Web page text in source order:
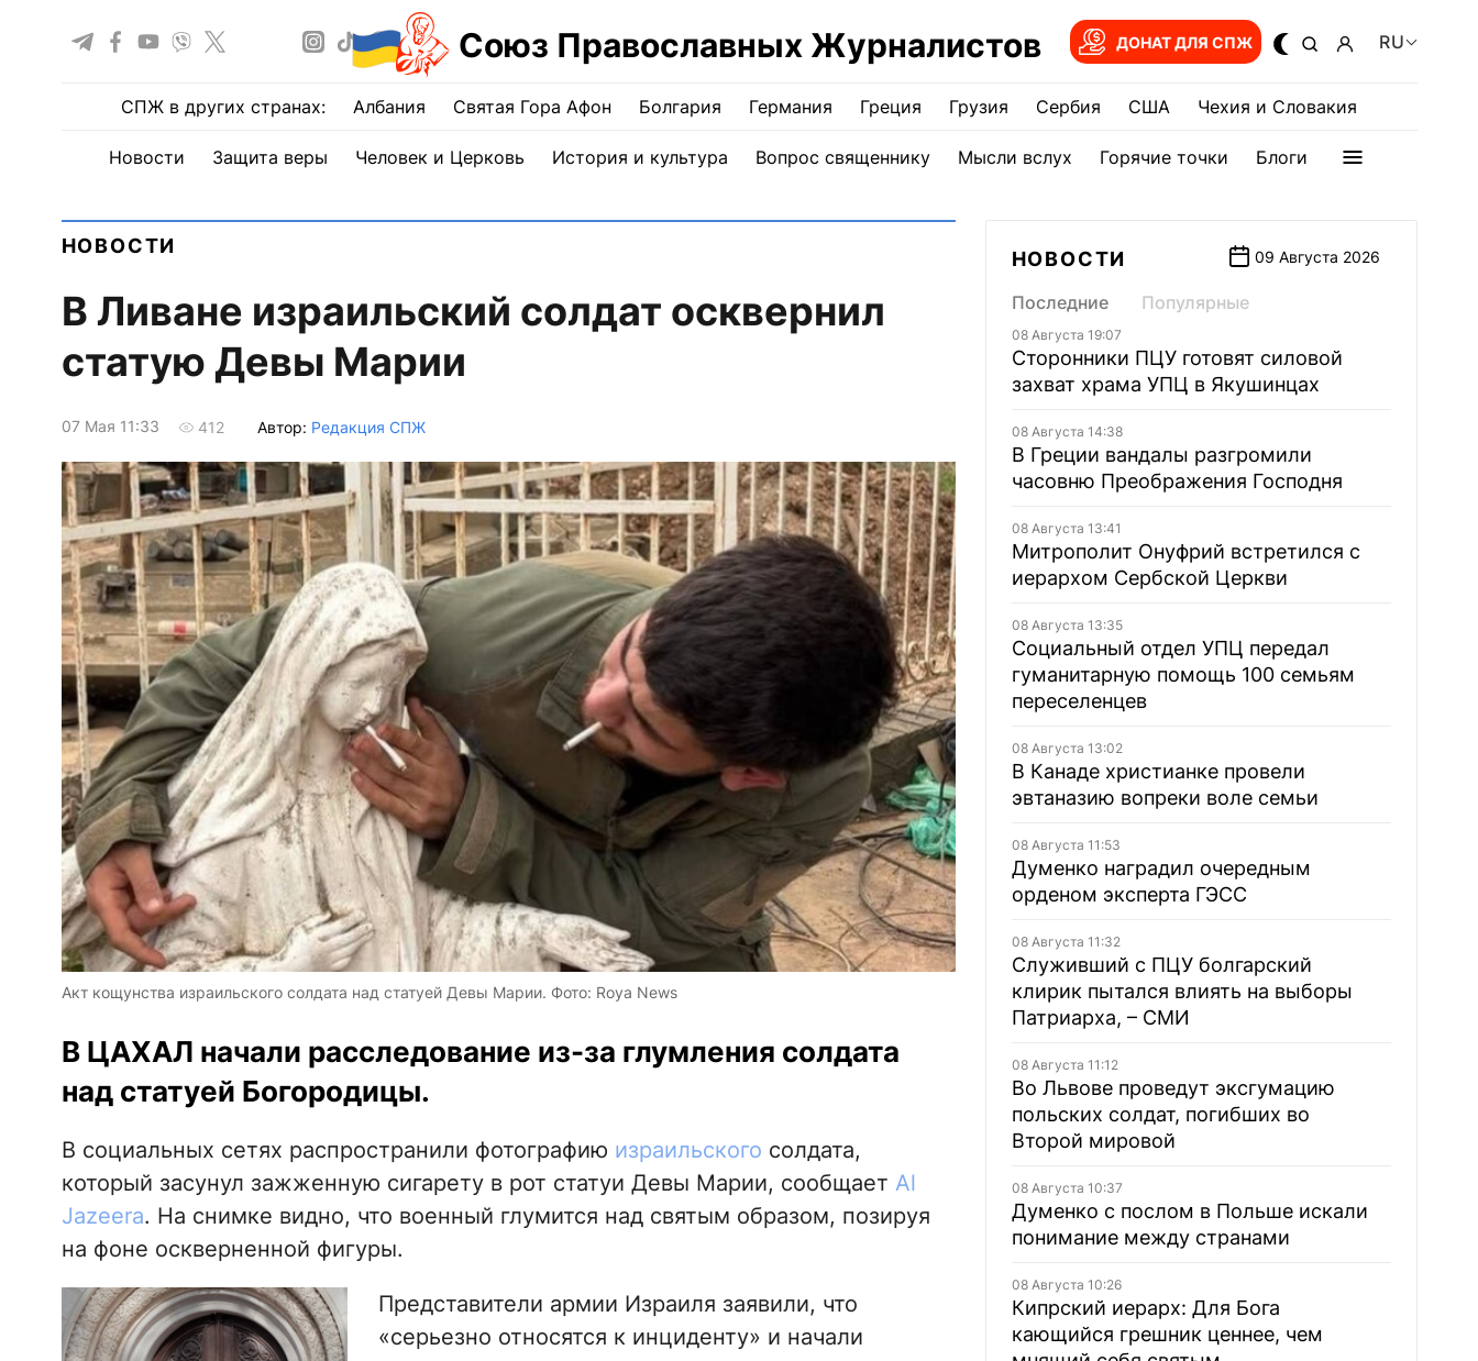
Союз Православных Журналистов ДОНАТ ДЛЯ СПЖ RU
СПЖ в других странах: Албания Святая Гора Афон Болгария Германия Греция Грузия Сербия США Чехия и Словакия
Новости Защита веры Человек и Церковь История и культура Вопрос священнику Мысли вслух Горячие точки Блоги
НОВОСТИ
В Ливане израильский солдат осквернил
статую Девы Марии
07 Мая 11:33 412 Автор: Редакция СПЖ
Акт кощунства израильского солдата над статуей Девы Марии. Фото: Roya News
В ЦАХАЛ начали расследование из-за глумления солдата
над статуей Богородицы.
В социальных сетях распространили фотографию израильского солдата,
который засунул зажженную сигарету в рот статуи Девы Марии, сообщает Al
Jazeera. На снимке видно, что военный глумится над святым образом, позируя
на фоне оскверненной фигуры.
Представители армии Израиля заявили, что
«серьезно относятся к инциденту» и начали
НОВОСТИ 09 Августа 2026
Последние Популярные
08 Августа 19:07
Сторонники ПЦУ готовят силовой
захват храма УПЦ в Якушинцах
08 Августа 14:38
В Греции вандалы разгромили
часовню Преображения Господня
08 Августа 13:41
Митрополит Онуфрий встретился с
иерархом Сербской Церкви
08 Августа 13:35
Социальный отдел УПЦ передал
гуманитарную помощь 100 семьям
переселенцев
08 Августа 13:02
В Канаде христианке провели
эвтаназию вопреки воле семьи
08 Августа 11:53
Думенко наградил очередным
орденом эксперта ГЭСС
08 Августа 11:32
Служивший с ПЦУ болгарский
клирик пытался влиять на выборы
Патриарха, – СМИ
08 Августа 11:12
Во Львове проведут эксгумацию
польских солдат, погибших во
Второй мировой
08 Августа 10:37
Думенко с послом в Польше искали
понимание между странами
08 Августа 10:26
Кипрский иерарх: Для Бога
кающийся грешник ценнее, чем